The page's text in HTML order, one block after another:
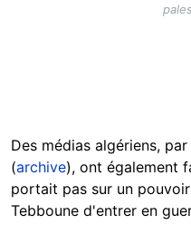
Des médias algériens,
(archive), ont également
portait pas sur un
Tebboune d'entrer en